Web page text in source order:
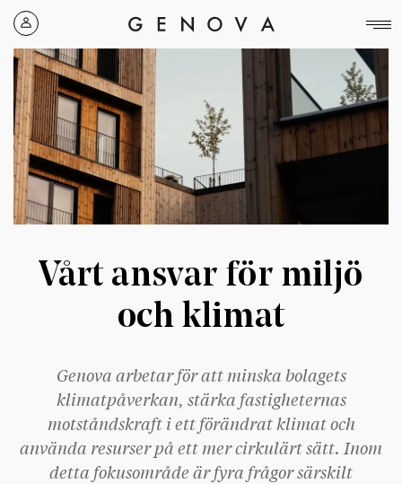
Genova
Property
Group
Vårt ansvar för miljö
och klimat
Genova arbetar för att minska bolagets
klimatpåverkan, stärka fastigheternas
motståndskraft i ett förändrat klimat och
använda resurser på ett mer cirkulärt sätt. Inom
detta fokusområde är fyra frågor särskilt